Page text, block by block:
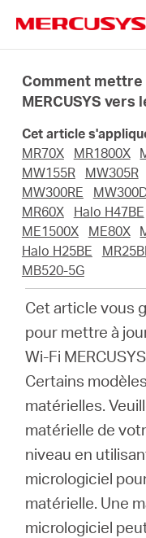
navigation
Produits
propos
Mercusys
Comment mettre
MERCUSYS
Cet article
MR70X
MR1800X
MW155R
MW305R
MW300RE
MR60X
Halo H47BE
ME1500X
ME80X
Halo H25BE
MB520-5G
Cet article vous
pour mettre à
Wi-Fi
Certains
matérielles.
matérielle de
niveau en
micrologiciel
matérielle. Une
micrologiciel